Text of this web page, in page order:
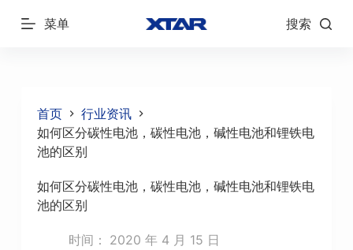
跳
菜单 搜索
首页
行业资讯
如何区分碳性电池，碳性电池，碱性电池和锂铁电
池的区别
如何区分碳性电池，碳性电池，碱性电池和锂铁电
池的区别
时间： 2020 年 4 月 15 日